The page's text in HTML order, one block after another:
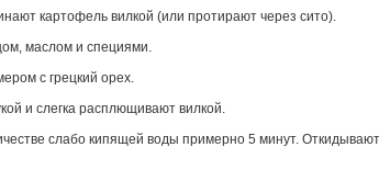
картофель вилкой (или протирают через сито).
маслом и специями.
с грецкий орех.
и слегка расплющивают вилкой.
слабо кипящей воды примерно 5 минут. Откидывают